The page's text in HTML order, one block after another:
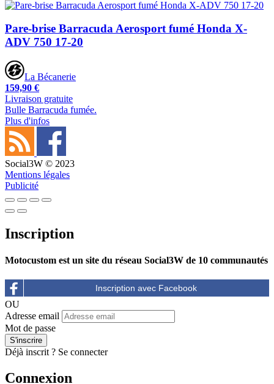
Pare-brise Barracuda Aerosport fumé Honda X-
ADV 750 17-20
La Bécanerie
159,90 €
Livraison gratuite
Bulle Barracuda fumée.
Plus d'infos
Social3W © 2023
Mentions légales
Publicité
Inscription
Motocustom est un site du réseau Social3W de 10 communautés
OU
Adresse email
Mot de passe
Déjà inscrit ? Se connecter
Connexion